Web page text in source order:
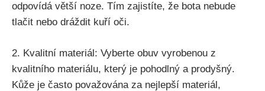
odpovídá větší noze. Tím zajistíte, že bota ⁣nebude
tlačit nebo dráždit kuří oči.
2. Kvalitní materiál: Vyberte obuv vyrobenou z
kvalitního ‍materiálu,⁤ který je‌ pohodlný⁣ a ⁣prodyšný.
‍Kůže je často považována za nejlepší materiál,